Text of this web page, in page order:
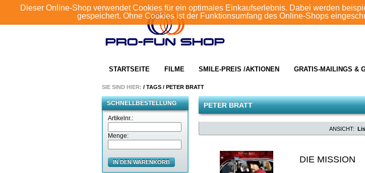
Dieser Online-Shop verwendet Cookies für ein optimales Einkaufserlebnis. Dabei werden
gespeichert. Ohne Cookies ist der Funktionsumfang des Online-Shops
STARTSEITE FILME SMILE-PREIS /AKTIONEN GRATIS-MAILINGS &
SIE SIND HIER: / TAGS / PETER BRATT
SCHNELLBESTELLUNG
Artikelnr.:
Menge:
IN DEN WARENKORB
PETER BRATT
ANSICHT:
DIE MISSION